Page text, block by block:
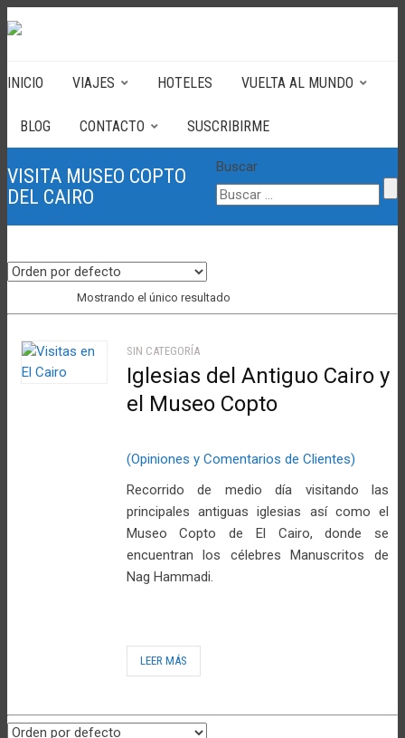
INICIO VIAJES HOTELES VUELTA AL MUNDO
BLOG CONTACTO SUSCRIBIRME
Buscar
VISITA MUSEO COPTO
DEL CAIRO
Mostrando el único resultado
SIN CATEGORÍA
Iglesias del Antiguo Cairo y
el Museo Copto
(Opiniones y Comentarios de Clientes)
Recorrido de medio día visitando las
principales antiguas iglesias así como el
Museo Copto de El Cairo, donde se
encuentran los célebres Manuscritos de
Nag Hammadi.
LEER MÁS